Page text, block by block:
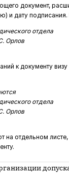
документ,
и дату
отдела
Орлов
к документу
отдела
Орлов
на отдельном